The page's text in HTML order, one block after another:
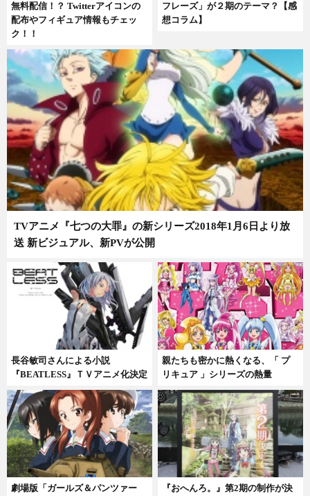
無料配信！？ Twitterアイコンの
配布やフィギュア情報もチェッ
ク！！
フレーズ」が２期のテーマ？【感
想コラム】
TVアニメ『七つの大罪』の新シリーズ2018年1月6日より放
送 新ビジュアル、新PVが公開
長谷敏司さんによる小説
『BEATLESS』ＴＶアニメ化決定
親たちも密かに熱くなる、「 プ
リキュア 」シリーズの熱量
劇場版「ガールズ＆パンツァー
『おへんろ。』第2期の制作が決